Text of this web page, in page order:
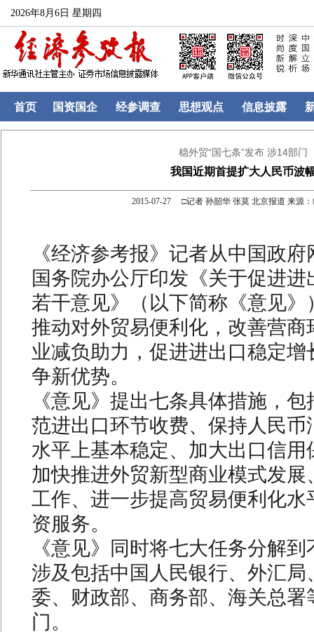
2026年8月6日 星期四
首页 国资国企 经参调查 思想观点 信息披露
稳外贸“国七条”发布 涉14部门
我国近期首提扩大人民币波
2015-07-27 □记者 孙韶华 张莫 北京报道 来源：
《经济参考报》记者从中国政
国务院办公厅印发《关于促进
若干意见》（以下简称《意见》
推动对外贸易便利化，改善营商
业减负助力，促进进出口稳定增
争新优势。
《意见》提出七条具体措施，
范进出口环节收费、保持人民币
水平上基本稳定、加大出口信用
加快推进外贸新型商业模式发展
工作、进一步提高贸易便利化水
资服务。
《意见》同时将七大任务分解
涉及包括中国人民银行、外汇局
委、财政部、商务部、海关总署
门。